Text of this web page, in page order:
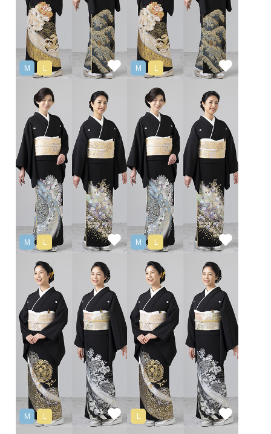
M L M L
M L M L
M L L